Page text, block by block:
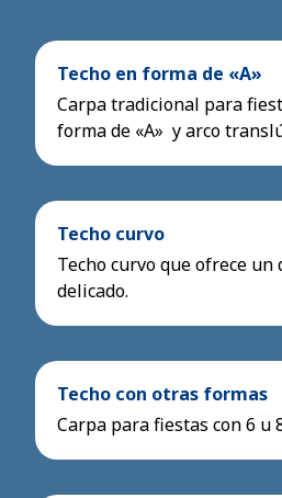
Techo en forma de «A»
Carpa tradicional para
forma de «A» y arco
Techo curvo
Techo curvo que ofrece un
delicado.
Techo con otras formas
Carpa para fiestas con 6 u